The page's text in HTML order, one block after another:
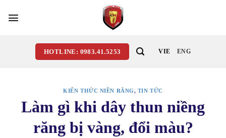
HOTLINE: 0983.41.5253 VIE ENG
KIẾN THỨC NIỀN RĂNG, TIN TỨC
Làm gì khi dây thun niềng
răng bị vàng, đổi màu?